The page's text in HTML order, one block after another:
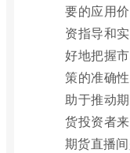
要的应用
资指导和
好地把握
策的准确
助于推动
货投资者
期货直播间